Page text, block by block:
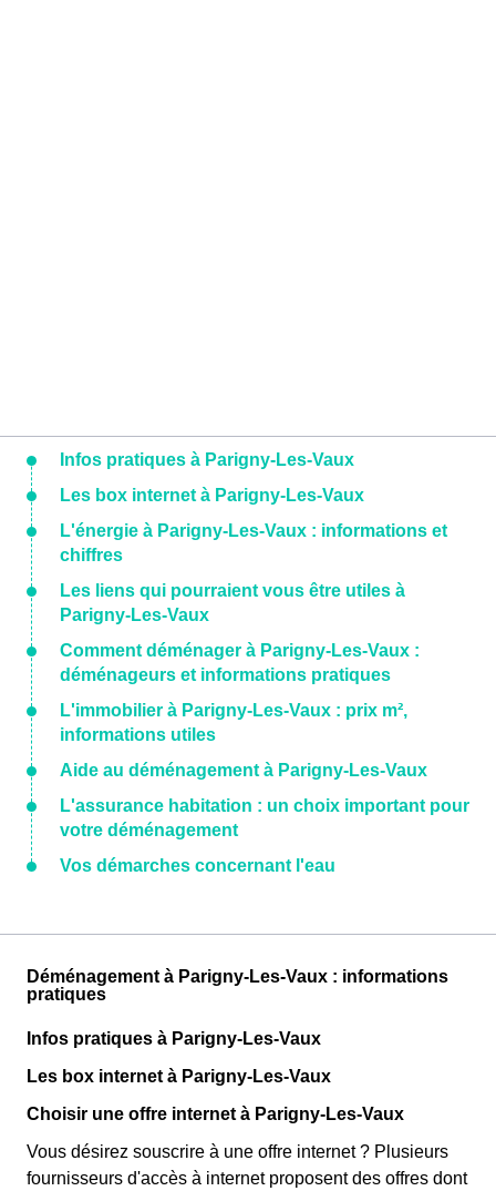
Infos pratiques à Parigny-Les-Vaux
Les box internet à Parigny-Les-Vaux
L'énergie à Parigny-Les-Vaux : informations et
chiffres
Les liens qui pourraient vous être utiles à
Parigny-Les-Vaux
Comment déménager à Parigny-Les-Vaux :
déménageurs et informations pratiques
L'immobilier à Parigny-Les-Vaux : prix m²,
informations utiles
Aide au déménagement à Parigny-Les-Vaux
L'assurance habitation : un choix important pour
votre déménagement
Vos démarches concernant l'eau
Déménagement à Parigny-Les-Vaux : informations
pratiques
Infos pratiques à Parigny-Les-Vaux
Les box internet à Parigny-Les-Vaux
Choisir une offre internet à Parigny-Les-Vaux
Vous désirez souscrire à une offre internet ? Plusieurs
fournisseurs d'accès à internet proposent des offres dont